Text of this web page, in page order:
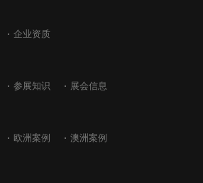
企业资质
参展知识 展会信息
欧洲案例 澳洲案例